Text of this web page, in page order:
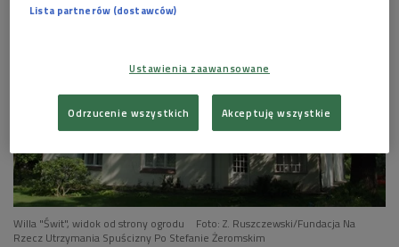
Willa "Świt", widok od strony ogrodu
Foto: Z. Ruszczewski/Fundacja Na
Rzecz Utrzymania Spuścizny Po Stefanie Żeromskim
Lista partnerów (dostawców)
Ustawienia zaawansowane
Odrzucenie wszystkich Akceptuję wszystkie